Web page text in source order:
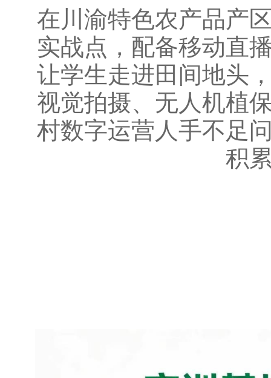
在川渝特色农产品产
实战点，配备移动直
让学生走进田间地头
视觉拍摄、无人机植
村数字运营人手不足
积